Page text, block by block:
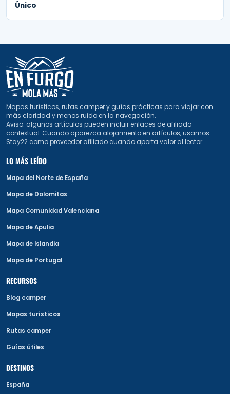
Único
Mapas turísticos, rutas camper y guías prácticas para viajar con
más claridad y menos ruido en la navegación.
Aviso: algunos artículos pueden incluir enlaces de afiliado
contextual. Cuando aparezca alojamiento en artículos, usamos
Stay22 como proveedor afiliado cuando aporta valor al lector.
LO MÁS LEÍDO
Mapa del Norte de España
Mapa de Dolomitas
Mapa Comunidad Valenciana
Mapa de Apulia
Mapa de Islandia
Mapa de Portugal
RECURSOS
Blog camper
Mapas turísticos
Rutas camper
Guías útiles
DESTINOS
España